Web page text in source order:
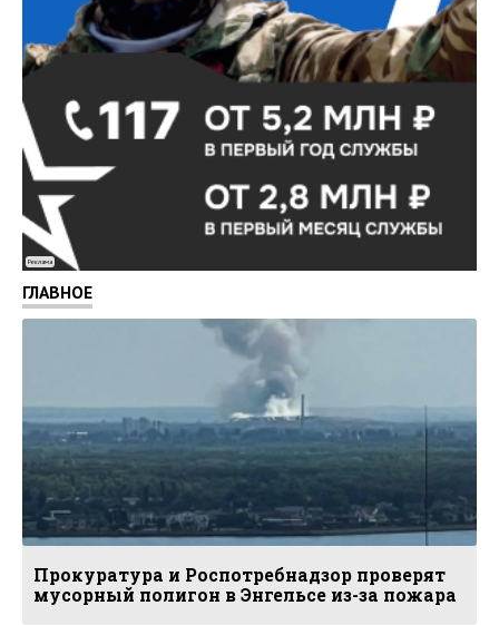
Реклама
ГЛАВНОЕ
Прокуратура и Роспотребнадзор проверят
мусорный полигон в Энгельсе из-за пожара